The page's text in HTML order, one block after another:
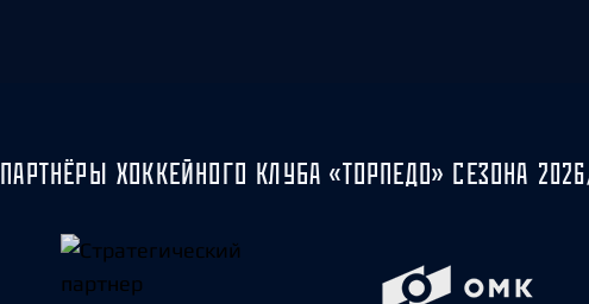
ПАРТНЁРЫ ХОККЕЙНОГО КЛУБА «ТОРПЕДО» СЕЗОНА